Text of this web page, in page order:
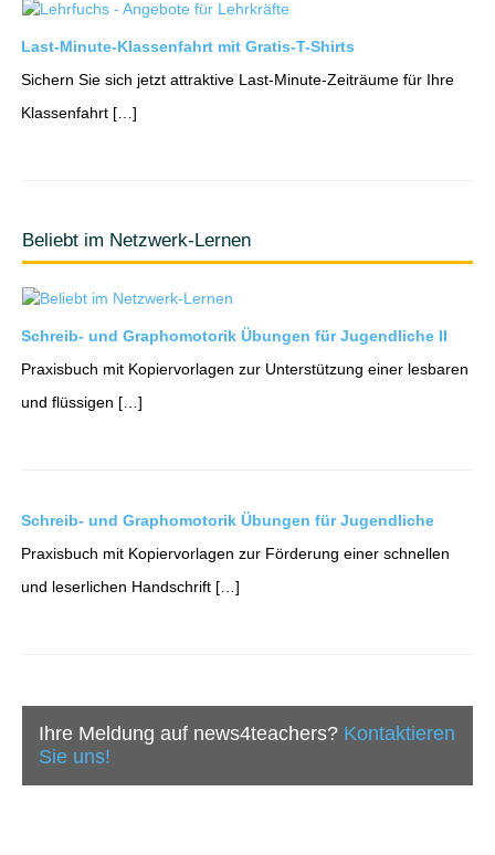
Last-Minute-Klassenfahrt mit Gratis-T-Shirts
Sichern Sie sich jetzt attraktive Last-Minute-Zeiträume für Ihre
Klassenfahrt […]
Beliebt im Netzwerk-Lernen
Schreib- und Graphomotorik Übungen für Jugendliche II
Praxisbuch mit Kopiervorlagen zur Unterstützung einer lesbaren
und flüssigen […]
Schreib- und Graphomotorik Übungen für Jugendliche
Praxisbuch mit Kopiervorlagen zur Förderung einer schnellen
und leserlichen Handschrift […]
Ihre Meldung auf news4teachers? Kontaktieren
Sie uns!